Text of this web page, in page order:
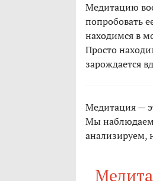
Медитацию
попробовать
находимся в
Просто
зарождается
Медитация —
Мы наблюдаем
анализируем,